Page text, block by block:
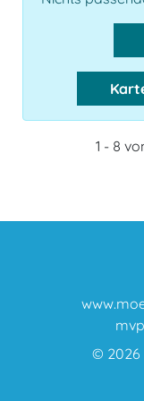
1 - 8
© 2026